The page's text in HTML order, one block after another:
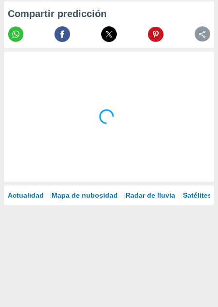
Compartir predicción
Actualidad Mapa de nubosidad Radar de lluvia Satélites